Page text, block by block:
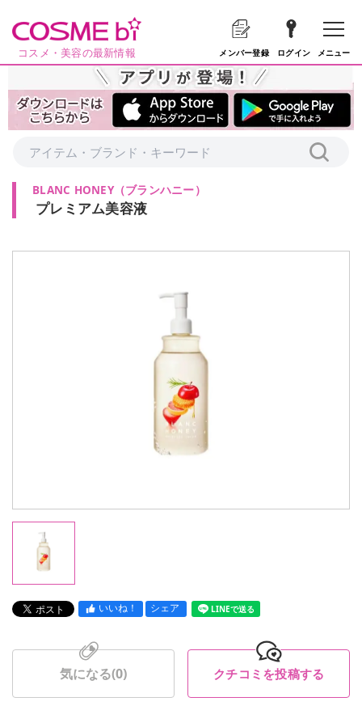
コスメ・美容の最新情報 メンバー登録 ログイン メニュー
BLANC HONEY（ブランハニー）
プレミアム美容液
いいね！ シェア LINEで送る
気になる(0) クチコミを投稿する